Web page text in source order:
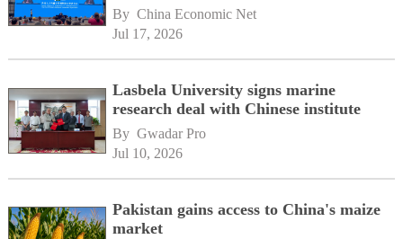
By China Economic Net
Jul 17, 2026
Lasbela University signs marine
research deal with Chinese institute
By Gwadar Pro
Jul 10, 2026
Pakistan gains access to China's maize
market